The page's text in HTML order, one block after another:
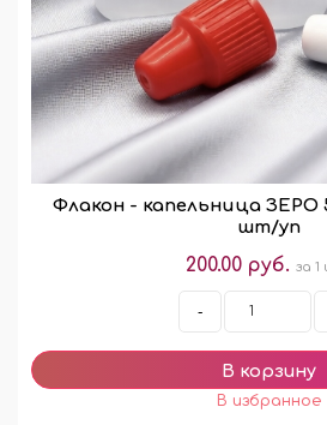
Флакон - капельница ЗЕРО
шт/уп
200.00 руб. за
-